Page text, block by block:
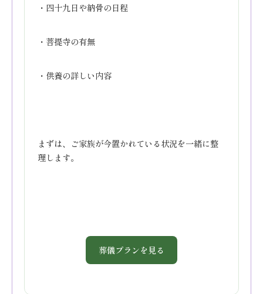
・四十九日や納骨の日程
・菩提寺の有無
・供養の詳しい内容
まずは、ご家族が今置かれている状況を一緒に整
理します。
葬儀プランを見る